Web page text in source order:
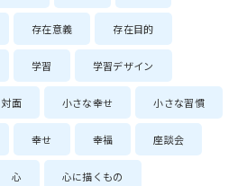
存在意義 存在目的
学習 学習デザイン
対面 小さな幸せ 小さな習慣
幸せ 幸福 座談会
心 心に描くもの